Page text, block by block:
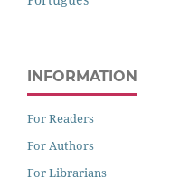
INFORMATION
For Readers
For Authors
For Librarians